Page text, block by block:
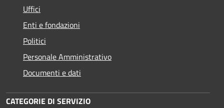
Uffici
Enti e fondazioni
Politici
Personale Amministrativo
Documenti e dati
CATEGORIE DI SERVIZIO